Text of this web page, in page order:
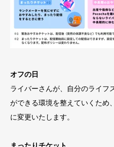
オフの日
ライバーさんが、自分のライフ
ができる環境を整えていくため
に変更いたします。